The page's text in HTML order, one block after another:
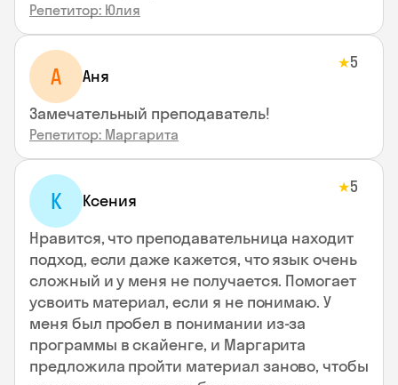
Репетитор: Юлия
А Аня
★5
Замечательный преподаватель!
Репетитор: Маргарита
К Ксения
★5
Нравится, что преподавательница находит
подход, если даже кажется, что язык очень
сложный и у меня не получается. Помогает
усвоить материал, если я не понимаю. У
меня был пробел в понимании из-за
программы в скайенге, и Маргарита
предложила пройти материал заново, чтобы